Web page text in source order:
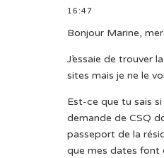
16:47
Bonjour Marine,
J’essaie de trouver
sites mais je ne le
Est-ce que tu sais
demande de CSQ
passeport de la
que mes dates font